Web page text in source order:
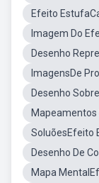
Efeito
Imagem Do
Desenho
ImagensDe
Desenho
SoluõesEfeito
Desenho De
Mapa